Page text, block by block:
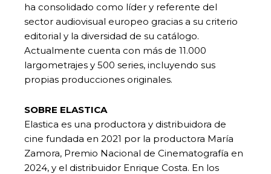
ha consolidado como líder y referente del
sector audiovisual europeo gracias a su criterio
editorial y la diversidad de su catálogo.
Actualmente cuenta con más de 11.000
largometrajes y 500 series, incluyendo sus
propias producciones originales.
SOBRE ELASTICA
Elastica es una productora y distribuidora de
cine fundada en 2021 por la productora María
Zamora, Premio Nacional de Cinematografía en
2024, y el distribuidor Enrique Costa. En los